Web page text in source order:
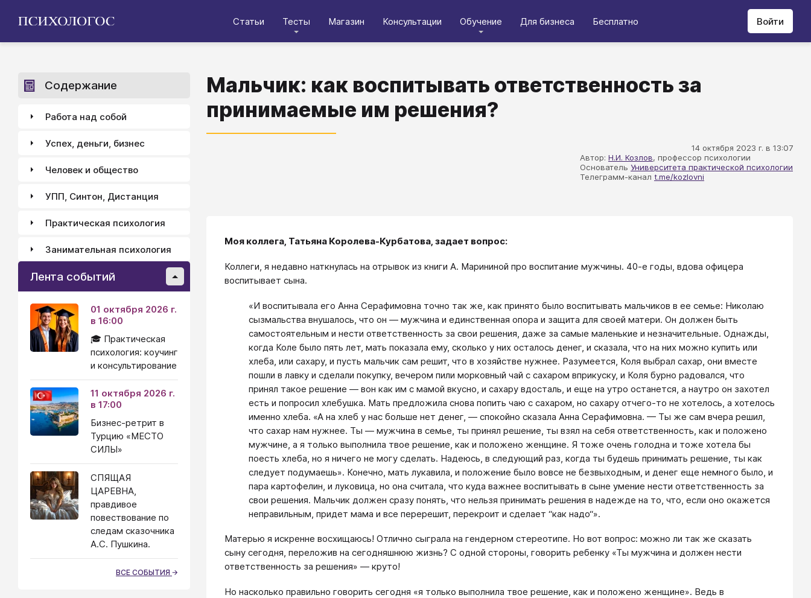
Статьи Тесты Магазин Консультации Обучение Для бизнеса Бесплатно Войти
Мальчик: как воспитывать ответственность за
принимаемые им решения?
14 октября 2023 г. в 13:07
Автор: Н.И. Козлов, профессор психологии
Основатель Университета практической психологии
Телеграмм-канал t.me/kozlovni
Моя коллега, Татьяна Королева-Курбатова, задает вопрос:
Коллеги, я недавно наткнулась на отрывок из книги А. Марининой про воспитание мужчины. 40-е годы, вдова офицера
воспитывает сына.
«И воспитывала его Анна Серафимовна точно так же, как принято было воспитывать мальчиков в ее семье: Николаю
сызмальства внушалось, что он — мужчина и единственная опора и защита для своей матери. Он должен быть
самостоятельным и нести ответственность за свои решения, даже за самые маленькие и незначительные. Однажды,
когда Коле было пять лет, мать показала ему, сколько у них осталось денег, и сказала, что на них можно купить или
хлеба, или сахару, и пусть мальчик сам решит, что в хозяйстве нужнее. Разумеется, Коля выбрал сахар, они вместе
пошли в лавку и сделали покупку, вечером пили морковный чай с сахаром вприкуску, и Коля бурно радовался, что
принял такое решение — вон как им с мамой вкусно, и сахару вдосталь, и еще на утро останется, а наутро он захотел
есть и попросил хлебушка. Мать предложила снова попить чаю с сахаром, но сахару отчего‑то не хотелось, а хотелось
именно хлеба. «А на хлеб у нас больше нет денег, — спокойно сказала Анна Серафимовна. — Ты же сам вчера решил,
что сахар нам нужнее. Ты — мужчина в семье, ты принял решение, ты взял на себя ответственность, как и положено
мужчине, а я только выполнила твое решение, как и положено женщине. Я тоже очень голодна и тоже хотела бы
поесть хлеба, но я ничего не могу сделать. Надеюсь, в следующий раз, когда ты будешь принимать решение, ты как
следует подумаешь». Конечно, мать лукавила, и положение было вовсе не безвыходным, и денег еще немного было, и
пара картофелин, и луковица, но она считала, что куда важнее воспитывать в сыне умение нести ответственность за
свои решения. Мальчик должен сразу понять, что нельзя принимать решения в надежде на то, что, если оно окажется
неправильным, придет мама и все перерешит, перекроит и сделает “как надо“».
Матерью я искренне восхищаюсь! Отлично сыграла на гендерном стереотипе. Но вот вопрос: можно ли так же сказать
сыну сегодня, переложив на сегодняшнюю жизнь? С одной стороны, говорить ребенку «Ты мужчина и должен нести
ответственность за решения» — круто!
Но насколько правильно говорить сегодня «я только выполнила твое решение, как и положено женщине». Ведь в
Содержание
Работа над собой
Успех, деньги, бизнес
Человек и общество
УПП, Синтон, Дистанция
Практическая психология
Занимательная психология
Лента событий
01 октября 2026 г.
в 16:00
🎓 Практическая
психология: коучинг
и консультирование
11 октября 2026 г.
в 17:00
Бизнес-ретрит в
Турцию «МЕСТО
СИЛЫ»
СПЯЩАЯ
ЦАРЕВНА,
правдивое
повествование по
следам сказочника
А.С. Пушкина.
ВСЕ СОБЫТИЯ